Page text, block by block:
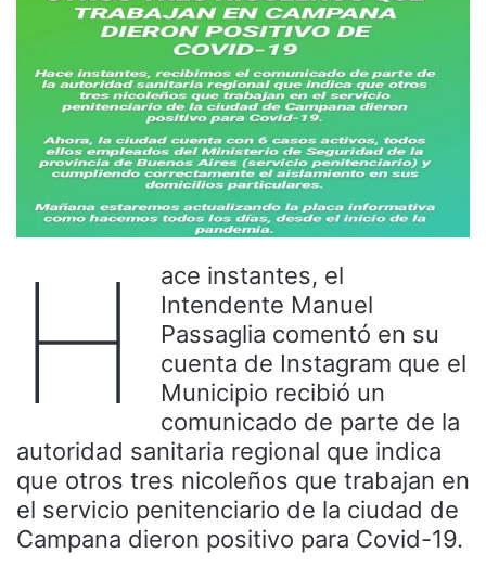
H
ace instantes, el
Intendente Manuel
Passaglia comentó en su
cuenta de Instagram que el
Municipio recibió un
comunicado de parte de la
autoridad sanitaria regional que indica
que otros tres nicoleños que trabajan en
el servicio penitenciario de la ciudad de
Campana dieron positivo para Covid-19.